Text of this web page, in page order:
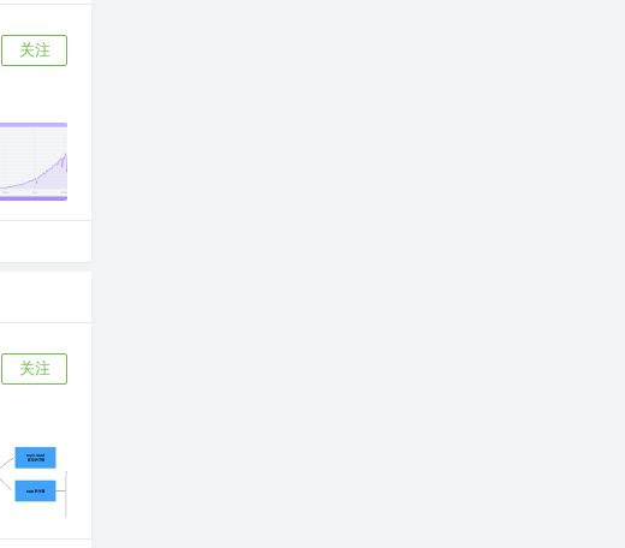
关注
关注